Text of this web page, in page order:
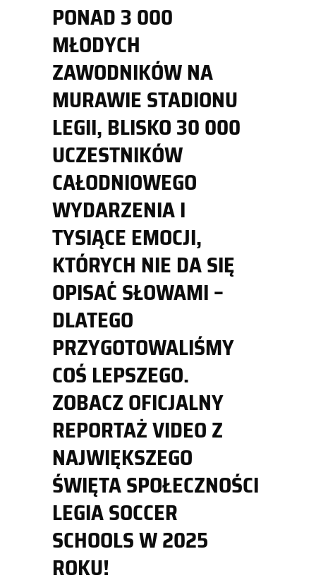
PONAD 3 000
MŁODYCH
ZAWODNIKÓW NA
MURAWIE STADIONU
LEGII, BLISKO 30 000
UCZESTNIKÓW
CAŁODNIOWEGO
WYDARZENIA I
TYSIĄCE EMOCJI,
KTÓRYCH NIE DA SIĘ
OPISAĆ SŁOWAMI –
DLATEGO
PRZYGOTOWALIŚMY
COŚ LEPSZEGO.
ZOBACZ OFICJALNY
REPORTAŻ VIDEO Z
NAJWIĘKSZEGO
ŚWIĘTA SPOŁECZNOŚCI
LEGIA SOCCER
SCHOOLS W 2025
ROKU!